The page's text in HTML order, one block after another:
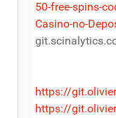
50-free-spins-
Casino-no-
https://
https://